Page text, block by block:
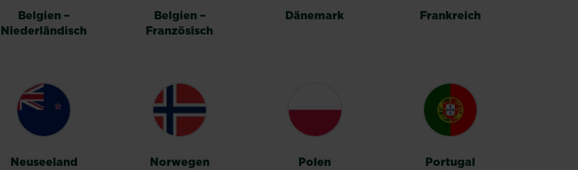
Belgien –
Niederländisch
Belgien –
Französisch
Dänemark Frankreich
Neuseeland Norwegen Polen Portugal